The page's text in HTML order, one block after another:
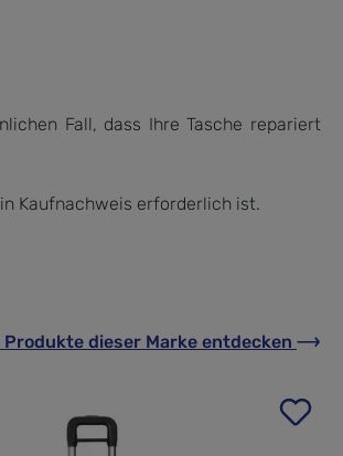
Fall, dass Ihre Tasche repariert
Kaufnachweis erforderlich ist.
Produkte dieser Marke entdecken